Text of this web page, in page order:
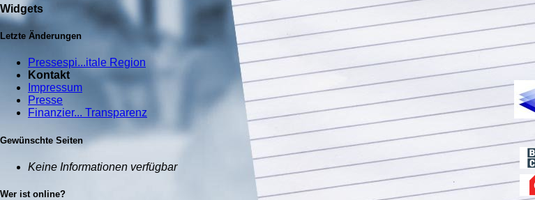
Widgets
Letzte Änderungen
Pressespi...itale Region
Kontakt
Impressum
Presse
Finanzier... Transparenz
Gewünschte Seiten
Keine Informationen verfügbar
Wer ist online?